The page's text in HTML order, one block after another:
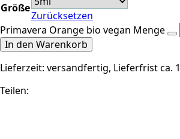
Größe
Zurücksetzen
Primavera Orange bio vegan Menge
In den Warenkorb
Lieferzeit: versandfertig, Lieferfrist ca.
Teilen: